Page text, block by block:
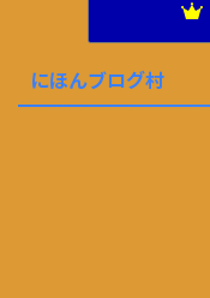
にほんブログ村